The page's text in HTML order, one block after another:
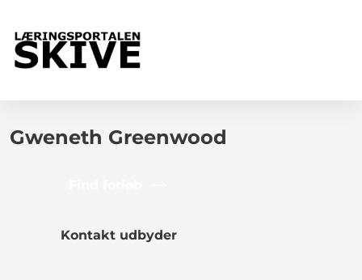
Gweneth Greenwood
Kontakt udbyder